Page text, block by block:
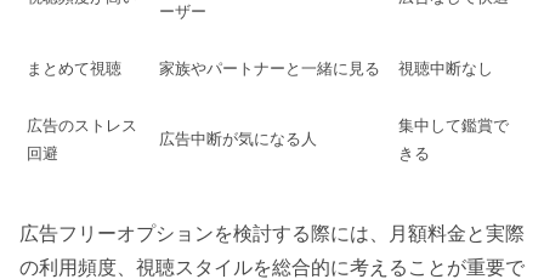
ーザー
まとめて視聴 家族やパートナーと一緒に見る 視聴中断なし
広告のストレス
回避
広告中断が気になる人
集中して鑑賞で
きる
広告フリーオプションを検討する際には、月額料金と実際
の利用頻度、視聴スタイルを総合的に考えることが重要で